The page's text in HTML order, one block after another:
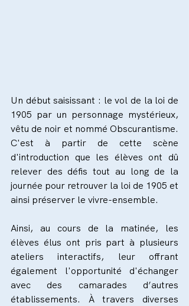
Un début saisissant : le vol de la loi de
1905 par un personnage mystérieux,
vêtu de noir et nommé Obscurantisme.
C'est à partir de cette scène
d'introduction que les élèves ont dû
relever des défis tout au long de la
journée pour retrouver la loi de 1905 et
ainsi préserver le vivre-ensemble.
Ainsi, au cours de la matinée, les
élèves élus ont pris part à plusieurs
ateliers interactifs, leur offrant
également l'opportunité d'échanger
avec des camarades d’autres
établissements. À travers diverses